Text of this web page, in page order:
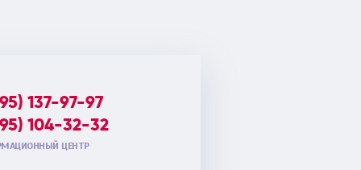
137-97-97
104-32-32
ЦЕНТР